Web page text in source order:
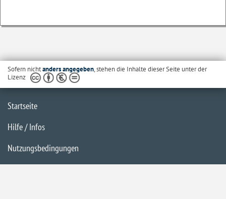
Sofern nichtanders angegeben, stehen die Inhalte dieser Seite unter der
Lizenz
Startseite
Hilfe / Infos
Nutzungsbedingungen